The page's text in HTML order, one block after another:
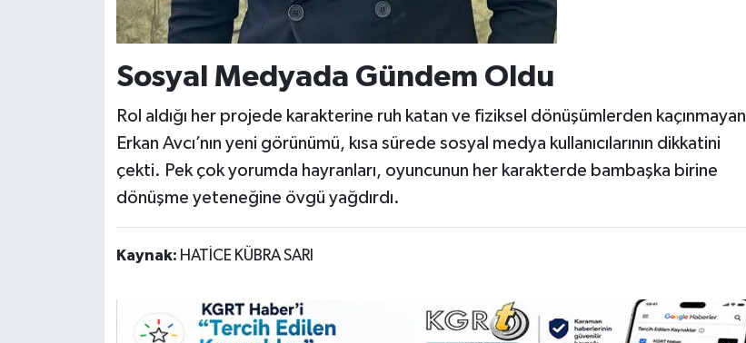
Sosyal Medyada Gündem Oldu
Rol aldığı her projede karakterine ruh katan ve fiziksel dönüşümlerden kaçınmayan
Erkan Avcı’nın yeni görünümü, kısa sürede sosyal medya kullanıcılarının dikkatini
çekti. Pek çok yorumda hayranları, oyuncunun her karakterde bambaşka birine
dönüşme yeteneğine övgü yağdırdı.
Kaynak: HATİCE KÜBRA SARI